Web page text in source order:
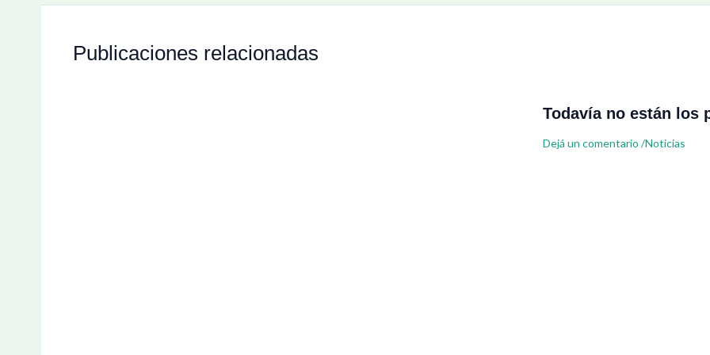
Publicaciones relacionadas
Todavía no están los
Dejá un comentario /Noticias